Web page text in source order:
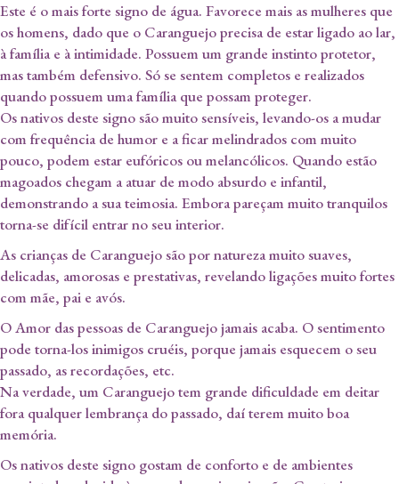
Este é o mais forte signo de água. Favorece mais as mulheres que
os homens, dado que o Caranguejo precisa de estar ligado ao lar,
à família e à intimidade. Possuem um grande instinto protetor,
mas também defensivo. Só se sentem completos e realizados
quando possuem uma família que possam proteger.
Os nativos deste signo são muito sensíveis, levando-os a mudar
com frequência de humor e a ficar melindrados com muito
pouco, podem estar eufóricos ou melancólicos. Quando estão
magoados chegam a atuar de modo absurdo e infantil,
demonstrando a sua teimosia. Embora pareçam muito tranquilos
torna-se difícil entrar no seu interior.
As crianças de Caranguejo são por natureza muito suaves,
delicadas, amorosas e prestativas, revelando ligações muito fortes
com mãe, pai e avós.
O Amor das pessoas de Caranguejo jamais acaba. O sentimento
pode torna-los inimigos cruéis, porque jamais esquecem o seu
passado, as recordações, etc.
Na verdade, um Caranguejo tem grande dificuldade em deitar
fora qualquer lembrança do passado, daí terem muito boa
memória.
Os nativos deste signo gostam de conforto e de ambientes